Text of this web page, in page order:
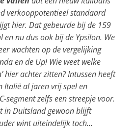
verkooppotentieel standaard
hier. Dat gebeurde bij de 159
en nu dus ook bij de Ypsilon. We
wachten op de vergelijking
en de Up! Wie weet welke
hier achter zitten? Intussen heeft
Italië al jaren vrij spel en
segment zelfs een streepje voor.
in Duitsland gewoon blijft
wint uiteindelijk toch…